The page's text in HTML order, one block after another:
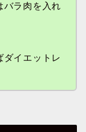
バラ肉を入れ
ダイエットレ